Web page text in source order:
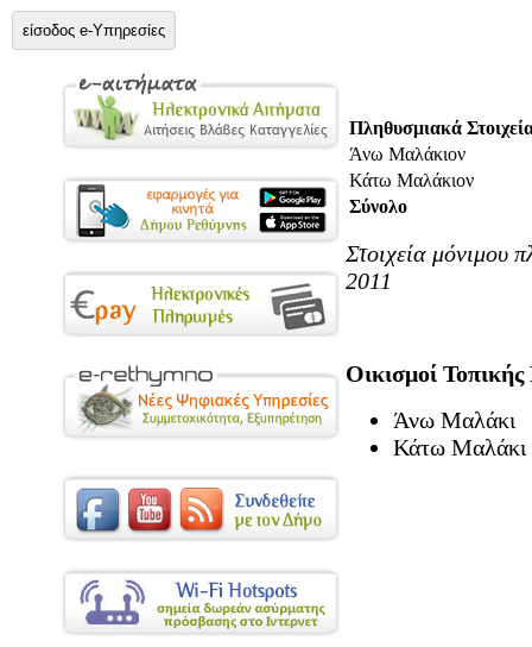
είσοδος e-Υπηρεσίες
Πληθυσμιακά
Άνω Μαλάκιον
Κάτω Μαλάκιον
Σύνολο
Στοιχεία μόνιμου
2011
Οικισμοί
Άνω Μαλάκι
Κάτω Μαλάκι